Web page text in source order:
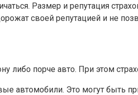
Размер и репутация
своей репутацией и не
либо порче авто. При этом
автомобили. Это могут быть